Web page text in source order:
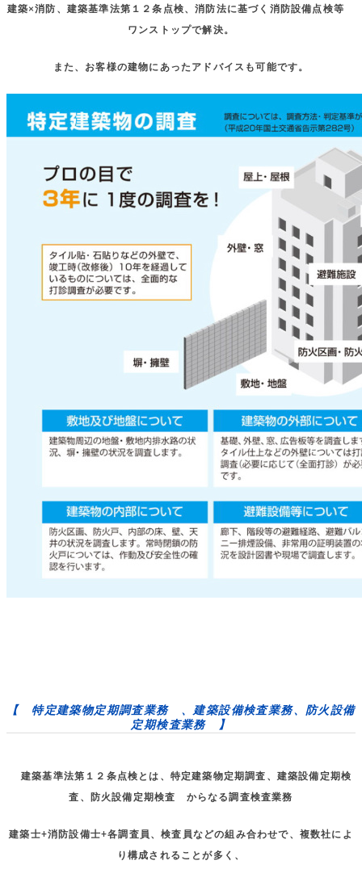
建築×消防、建築基準法第１２条点検、消防法に基づく消防設備点検等
ワンストップで解決。
また、お客様の建物にあったアドバイスも可能です。
【 特定建築物定期調査業務 、建築設備検査業務、防火設備
定期検査業務 】
建築基準法第１２条点検とは、特定建築物定期調査、建築設備定期検
査、防火設備定期検査 からなる調査検査業務
建築士+消防設備士+各調査員、検査員などの組み合わせで、複数社によ
り構成されることが多く、